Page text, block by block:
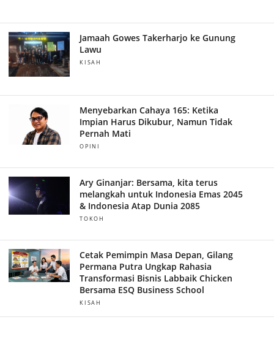
Jamaah Gowes Takerharjo ke Gunung
Lawu
KISAH
Menyebarkan Cahaya 165: Ketika
Impian Harus Dikubur, Namun Tidak
Pernah Mati
OPINI
Ary Ginanjar: Bersama, kita terus
melangkah untuk Indonesia Emas 2045
& Indonesia Atap Dunia 2085
TOKOH
Cetak Pemimpin Masa Depan, Gilang
Permana Putra Ungkap Rahasia
Transformasi Bisnis Labbaik Chicken
Bersama ESQ Business School
KISAH